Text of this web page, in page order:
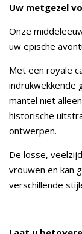
Uw metgezel
Onze
uw epische
Met een royale
indrukwekkende
mantel niet
historische
ontwerpen.
De losse,
vrouwen en kan
verschillende